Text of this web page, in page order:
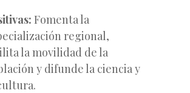
Fomenta la
regional,
la movilidad de la
y difunde la ciencia y